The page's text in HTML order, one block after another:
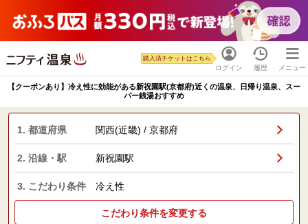
ログイン
購入済チケットはこちら
履歴 メニュー
【クーポンあり】冷え性に効能がある新祝園駅(京都府)近くの温泉、日帰り温泉、スー
パー銭湯おすすめ
1. 都道府県 関西(近畿) / 京都府
2. 沿線・駅 新祝園駅
3. こだわり条件 冷え性
こだわり条件を変更する